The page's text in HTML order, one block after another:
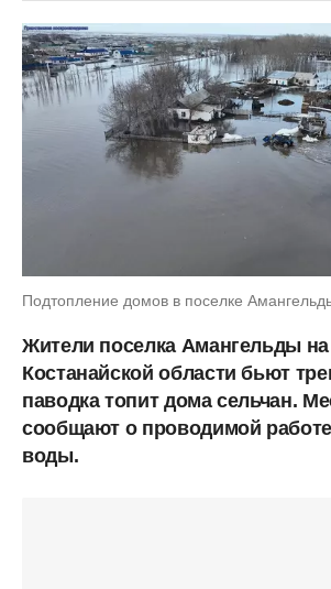
Подтопление домов в поселке
Жители поселка Амангельды
Костанайской области бьют
паводка топит дома сельчан.
сообщают о проводимой работе
воды.